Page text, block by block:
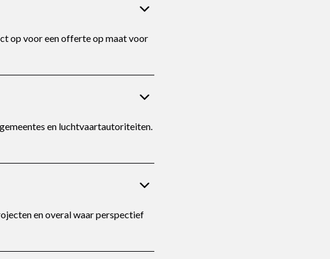
op voor een offerte op maat voor
en luchtvaartautoriteiten.
en overal waar perspectief